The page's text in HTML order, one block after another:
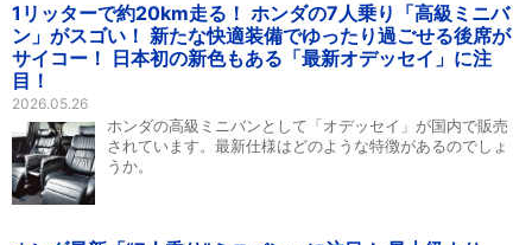
1リッターで約20km走る！ ホンダの7人乗り「高級ミニバ
ン」がスゴい！ 新たな快適装備でゆったり過ごせる後席が
サイコー！ 日本初の新色もある「最新オデッセイ」に注
目！
2026.05.26
ホンダの高級ミニバンとして「オデッセイ」が国内で販売
されています。最新仕様はどのような特徴があるのでしょ
うか。